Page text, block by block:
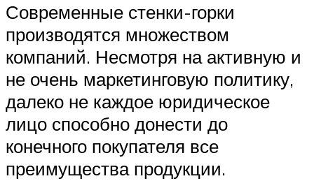
Современные стенки-горки
производятся множеством
компаний. Несмотря на активную и
не очень маркетинговую политику,
далеко не каждое юридическое
лицо способно донести до
конечного покупателя все
преимущества продукции.